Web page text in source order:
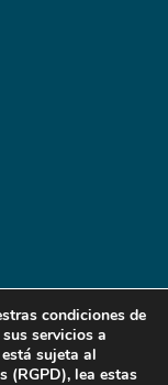
condiciones de
servicios a
sujeta al
(RGPD), lea estas